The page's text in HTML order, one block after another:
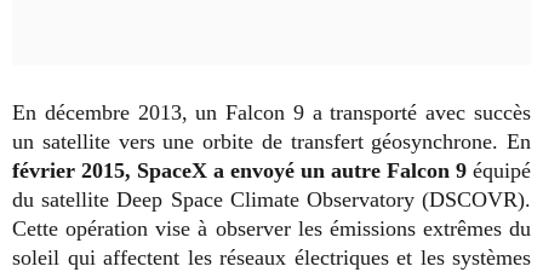
En décembre 2013, un Falcon 9 a transporté avec succès
un satellite vers une orbite de transfert géosynchrone. En
février 2015, SpaceX a envoyé un autre Falcon 9 équipé
du satellite Deep Space Climate Observatory (DSCOVR).
Cette opération vise à observer les émissions extrêmes du
soleil qui affectent les réseaux électriques et les systèmes